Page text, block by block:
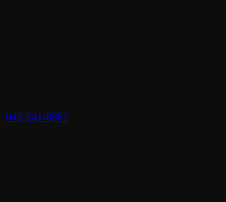
045-241-8987